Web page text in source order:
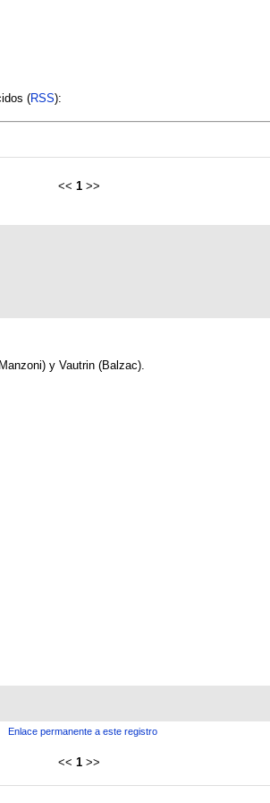
(RSS):
<< 1 >>
y Vautrin (Balzac).
Enlace permanente a este registro
<< 1 >>